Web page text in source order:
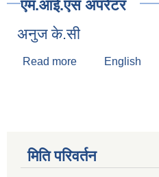
एम.आई.एस अपरेटर
अनुज के.सी
Read more about अनुज के.सी
English
मिति परिवर्तन